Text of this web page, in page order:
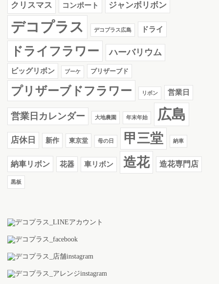
クリスマス コンポート ジャンボリボン
デコプラス デコプラス広島 ドライ
ドライフラワー ハーバリウム
ビッグリボン ブーケ プリザーブド
プリザーブドフラワー リボン 営業日
営業日カレンダー 大地農園 年末年始 広島
店休日 新作 東京堂 母の日 甲三堂 納車
納車リボン 花器 車リボン 造花 造花専門店
黒板